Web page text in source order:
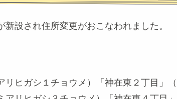
設され住所変更がおこなわれました。
ヒガシ１チョウメ）「神在東２丁目」